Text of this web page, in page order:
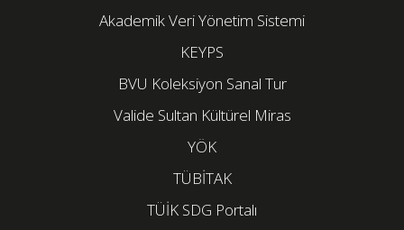
Akademik Veri Yönetim Sistemi
KEYPS
BVU Koleksiyon Sanal Tur
Valide Sultan Kültürel Miras
YÖK
TÜBİTAK
TÜİK SDG Portalı